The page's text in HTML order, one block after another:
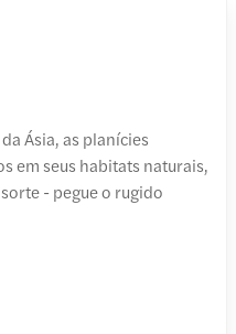
Ásia, as planícies
em seus habitats naturais,
- pegue o rugido